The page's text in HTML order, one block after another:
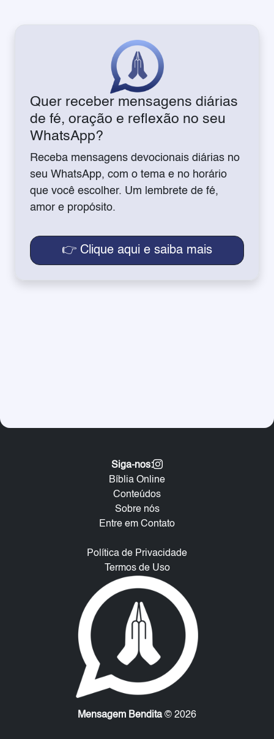
Quer receber mensagens diárias
de fé, oração e reflexão no seu
WhatsApp?
Receba mensagens devocionais diárias no
seu WhatsApp, com o tema e no horário
que você escolher. Um lembrete de fé,
amor e propósito.
👉 Clique aqui e saiba mais
Mensagem Bendita© 2026
Bíblia Online
Conteúdos
Sobre nós
Entre em Contato
Política de Privacidade
Termos de Uso
Siga-nos: